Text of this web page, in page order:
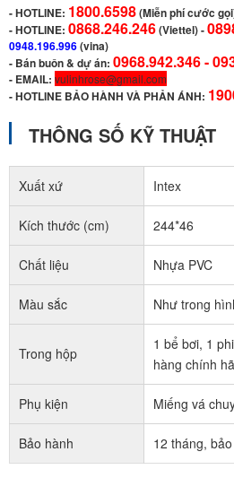
-HOTLINE: 1800.6598(Miễn phí cước
- HOTLINE: 0868.246.246(Viettel)-
0948.196.996(vina)
- Bán buôn & dự án: 0968.942.346 -
- EMAIL: vulinhrose@gmail.com
-HOTLINE BẢO HÀNH VÀ PHẢN ÁNH:
THÔNG SỐ KỸ THUẬT
Xuất xứ Intex
Kích thước (cm) 244*46
Chất liệu Nhựa PVC
Màu sắc Như trong
Trong hộp
1 bể bơi, 1
hàng chính
Phụ kiện Miếng vá
Bảo hành 12 tháng,